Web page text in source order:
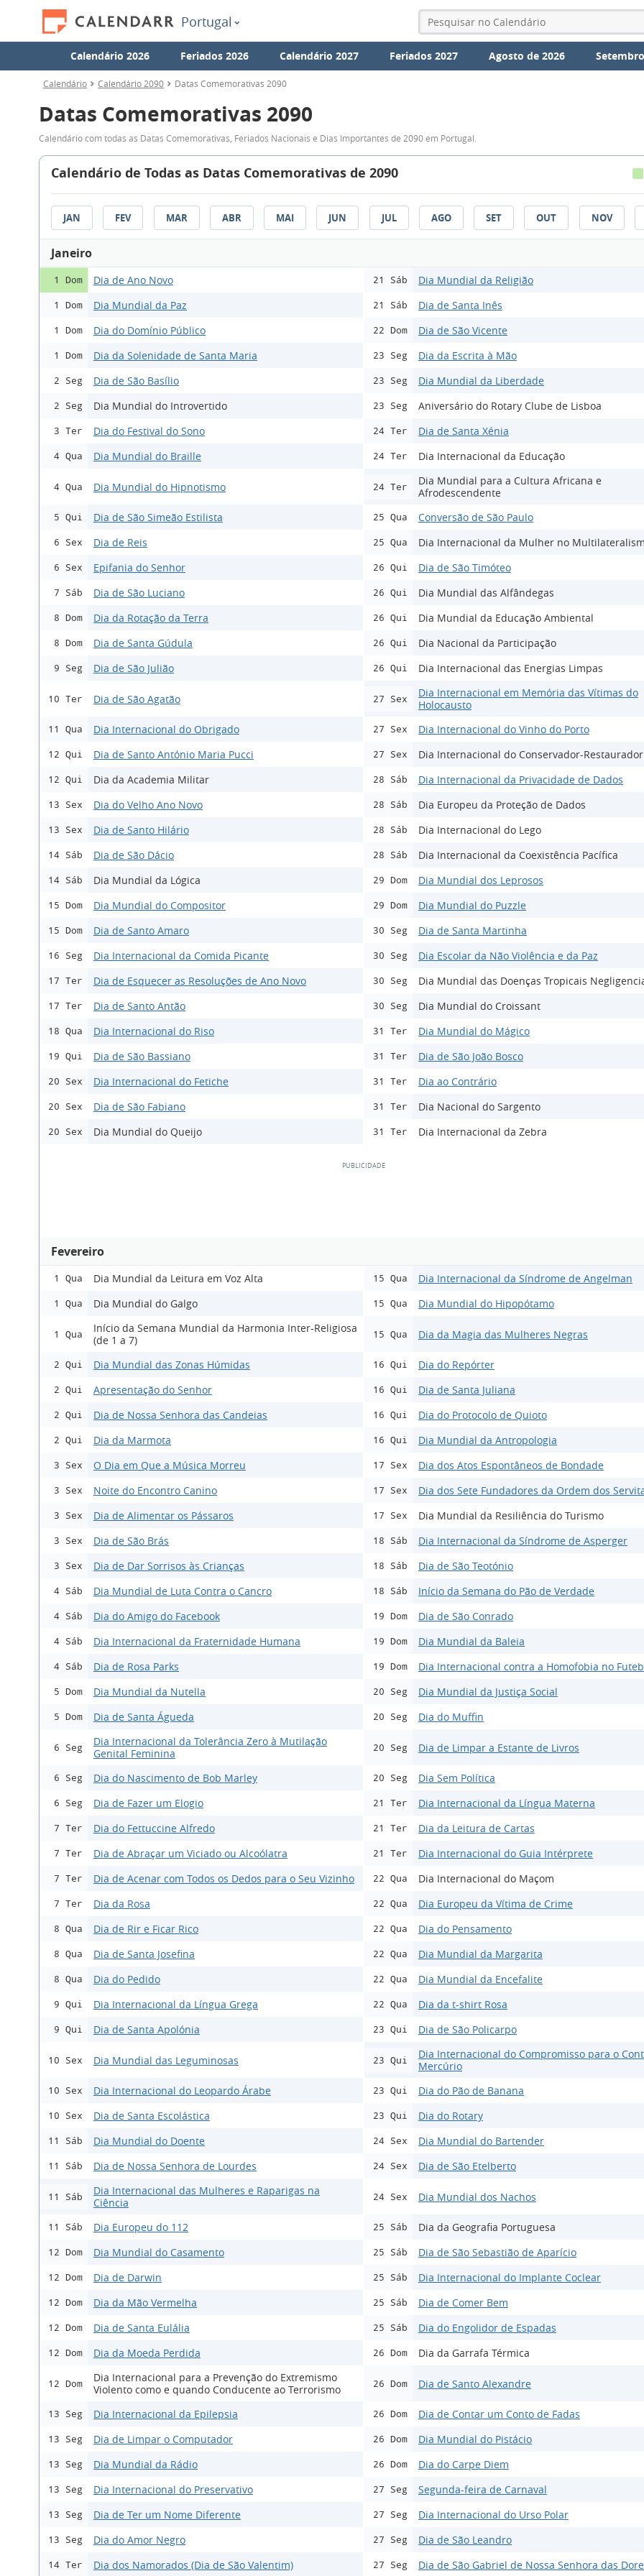
Portugal
Calendário 2026 Feriados 2026 Calendário 2027 Feriados 2027 Agosto de 2026
Calendário Calendário 2090 Datas Comemorativas 2090
Datas Comemorativas 2090
Calendário com todas as Datas Comemorativas, Feriados Nacionais e Dias Importantes de 2090 em Portugal.
Calendário de Todas as Datas Comemorativas de 2090
JAN FEV MAR ABR MAI JUN JUL AGO SET OUT NOV
Janeiro
1 Dom Dia de Ano Novo
1 Dom Dia Mundial da Paz
1 Dom Dia do Domínio Público
1 Dom Dia da Solenidade de Santa Maria
2 Seg Dia de São Basílio
2 Seg Dia Mundial do Introvertido
3 Ter Dia do Festival do Sono
4 Qua Dia Mundial do Braille
4 Qua Dia Mundial do Hipnotismo
5 Qui Dia de São Simeão Estilista
6 Sex Dia de Reis
6 Sex Epifania do Senhor
7 Sáb Dia de São Luciano
8 Dom Dia da Rotação da Terra
8 Dom Dia de Santa Gúdula
9 Seg Dia de São Julião
10 Ter Dia de São Agatão
11 Qua Dia Internacional do Obrigado
12 Qui Dia de Santo António Maria Pucci
12 Qui Dia da Academia Militar
13 Sex Dia do Velho Ano Novo
13 Sex Dia de Santo Hilário
14 Sáb Dia de São Dácio
14 Sáb Dia Mundial da Lógica
15 Dom Dia Mundial do Compositor
15 Dom Dia de Santo Amaro
16 Seg Dia Internacional da Comida Picante
17 Ter Dia de Esquecer as Resoluções de Ano Novo
17 Ter Dia de Santo Antão
18 Qua Dia Internacional do Riso
19 Qui Dia de São Bassiano
20 Sex Dia Internacional do Fetiche
20 Sex Dia de São Fabiano
20 Sex Dia Mundial do Queijo
21 Sáb Dia Mundial da Religião
21 Sáb Dia de Santa Inês
22 Dom Dia de São Vicente
23 Seg Dia da Escrita à Mão
23 Seg Dia Mundial da Liberdade
23 Seg Aniversário do Rotary Clube de Lisboa
24 Ter Dia de Santa Xénia
24 Ter Dia Internacional da Educação
24 Ter
Dia Mundial para a Cultura Africana e
Afrodescendente
25 Qua Conversão de São Paulo
25 Qua Dia Internacional da Mulher no
26 Qui Dia de São Timóteo
26 Qui Dia Mundial das Alfândegas
26 Qui Dia Mundial da Educação Ambiental
26 Qui Dia Nacional da Participação
26 Qui Dia Internacional das Energias Limpas
27 Sex
Dia Internacional em Memória das Vítimas do
Holocausto
27 Sex Dia Internacional do Vinho do Porto
27 Sex Dia Internacional do Conservador-Restaurador
28 Sáb Dia Internacional da Privacidade de Dados
28 Sáb Dia Europeu da Proteção de Dados
28 Sáb Dia Internacional do Lego
28 Sáb Dia Internacional da Coexistência Pacífica
29 Dom Dia Mundial dos Leprosos
29 Dom Dia Mundial do Puzzle
30 Seg Dia de Santa Martinha
30 Seg Dia Escolar da Não Violência e da Paz
30 Seg Dia Mundial das Doenças Tropicais
30 Seg Dia Mundial do Croissant
31 Ter Dia Mundial do Mágico
31 Ter Dia de São João Bosco
31 Ter Dia ao Contrário
31 Ter Dia Nacional do Sargento
31 Ter Dia Internacional da Zebra
Fevereiro
1 Qua Dia Mundial da Leitura em Voz Alta
1 Qua Dia Mundial do Galgo
1 Qua
Início da Semana Mundial da Harmonia Inter-Religiosa
(de 1 a 7)
2 Qui Dia Mundial das Zonas Húmidas
2 Qui Apresentação do Senhor
2 Qui Dia de Nossa Senhora das Candeias
2 Qui Dia da Marmota
3 Sex O Dia em Que a Música Morreu
3 Sex Noite do Encontro Canino
3 Sex Dia de Alimentar os Pássaros
3 Sex Dia de São Brás
3 Sex Dia de Dar Sorrisos às Crianças
4 Sáb Dia Mundial de Luta Contra o Cancro
4 Sáb Dia do Amigo do Facebook
4 Sáb Dia Internacional da Fraternidade Humana
4 Sáb Dia de Rosa Parks
5 Dom Dia Mundial da Nutella
5 Dom Dia de Santa Águeda
6 Seg
Dia Internacional da Tolerância Zero à Mutilação
Genital Feminina
6 Seg Dia do Nascimento de Bob Marley
6 Seg Dia de Fazer um Elogio
7 Ter Dia do Fettuccine Alfredo
7 Ter Dia de Abraçar um Viciado ou Alcoólatra
7 Ter Dia de Acenar com Todos os Dedos para o Seu Vizinho
7 Ter Dia da Rosa
8 Qua Dia de Rir e Ficar Rico
8 Qua Dia de Santa Josefina
8 Qua Dia do Pedido
9 Qui Dia Internacional da Língua Grega
9 Qui Dia de Santa Apolónia
10 Sex Dia Mundial das Leguminosas
10 Sex Dia Internacional do Leopardo Árabe
10 Sex Dia de Santa Escolástica
11 Sáb Dia Mundial do Doente
11 Sáb Dia de Nossa Senhora de Lourdes
11 Sáb
Dia Internacional das Mulheres e Raparigas na
Ciência
11 Sáb Dia Europeu do 112
12 Dom Dia Mundial do Casamento
12 Dom Dia de Darwin
12 Dom Dia da Mão Vermelha
12 Dom Dia de Santa Eulália
12 Dom Dia da Moeda Perdida
12 Dom
Dia Internacional para a Prevenção do Extremismo
Violento como e quando Conducente ao Terrorismo
13 Seg Dia Internacional da Epilepsia
13 Seg Dia de Limpar o Computador
13 Seg Dia Mundial da Rádio
13 Seg Dia Internacional do Preservativo
13 Seg Dia de Ter um Nome Diferente
13 Seg Dia do Amor Negro
14 Ter Dia dos Namorados (Dia de São Valentim)
15 Qua Dia Internacional da Síndrome de Angelman
15 Qua Dia Mundial do Hipopótamo
15 Qua Dia da Magia das Mulheres Negras
16 Qui Dia do Repórter
16 Qui Dia de Santa Juliana
16 Qui Dia do Protocolo de Quioto
16 Qui Dia Mundial da Antropologia
17 Sex Dia dos Atos Espontâneos de Bondade
17 Sex Dia dos Sete Fundadores da Ordem dos
17 Sex Dia Mundial da Resiliência do Turismo
18 Sáb Dia Internacional da Síndrome de Asperger
18 Sáb Dia de São Teotónio
18 Sáb Início da Semana do Pão de Verdade
19 Dom Dia de São Conrado
19 Dom Dia Mundial da Baleia
19 Dom Dia Internacional contra a Homofobia no
20 Seg Dia Mundial da Justiça Social
20 Seg Dia do Muffin
20 Seg Dia de Limpar a Estante de Livros
20 Seg Dia Sem Política
21 Ter Dia Internacional da Língua Materna
21 Ter Dia da Leitura de Cartas
21 Ter Dia Internacional do Guia Intérprete
22 Qua Dia Internacional do Maçom
22 Qua Dia Europeu da Vítima de Crime
22 Qua Dia do Pensamento
22 Qua Dia Mundial da Margarita
22 Qua Dia Mundial da Encefalite
22 Qua Dia da t-shirt Rosa
23 Qui Dia de São Policarpo
23 Qui
Dia Internacional do Compromisso para o
Mercúrio
23 Qui Dia do Pão de Banana
23 Qui Dia do Rotary
24 Sex Dia Mundial do Bartender
24 Sex Dia de São Etelberto
24 Sex Dia Mundial dos Nachos
25 Sáb Dia da Geografia Portuguesa
25 Sáb Dia de São Sebastião de Aparício
25 Sáb Dia Internacional do Implante Coclear
25 Sáb Dia de Comer Bem
25 Sáb Dia do Engolidor de Espadas
26 Dom Dia da Garrafa Térmica
26 Dom Dia de Santo Alexandre
26 Dom Dia de Contar um Conto de Fadas
26 Dom Dia Mundial do Pistácio
26 Dom Dia do Carpe Diem
27 Seg Segunda-feira de Carnaval
27 Seg Dia Internacional do Urso Polar
27 Seg Dia de São Leandro
27 Seg Dia de São Gabriel de Nossa Senhora das